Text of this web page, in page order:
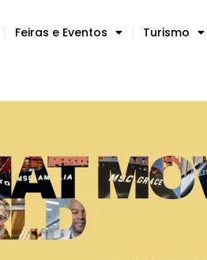
Feiras e Eventos Turismo